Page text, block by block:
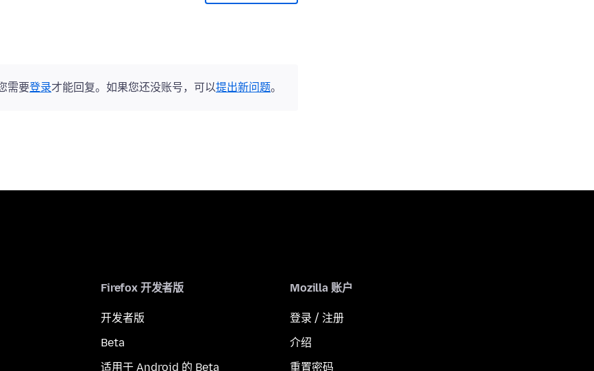
需要登录才能回复。如果您还没账号，可以提出新问题。
Firefox 开发者版
开发者版
Beta
适用于 Android 的 Beta
Mozilla 账户
登录 / 注册
介绍
重置密码